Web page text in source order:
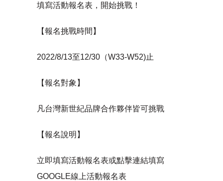
填寫活動報名表，開始挑戰！
【報名挑戰時間】
2022/8/13至12/30（W33-W52)止
【報名對象】
凡台灣新世紀品牌合作夥伴皆可挑戰
【報名說明】
立即填寫活動報名表或點擊連結填寫
GOOGLE線上活動報名表